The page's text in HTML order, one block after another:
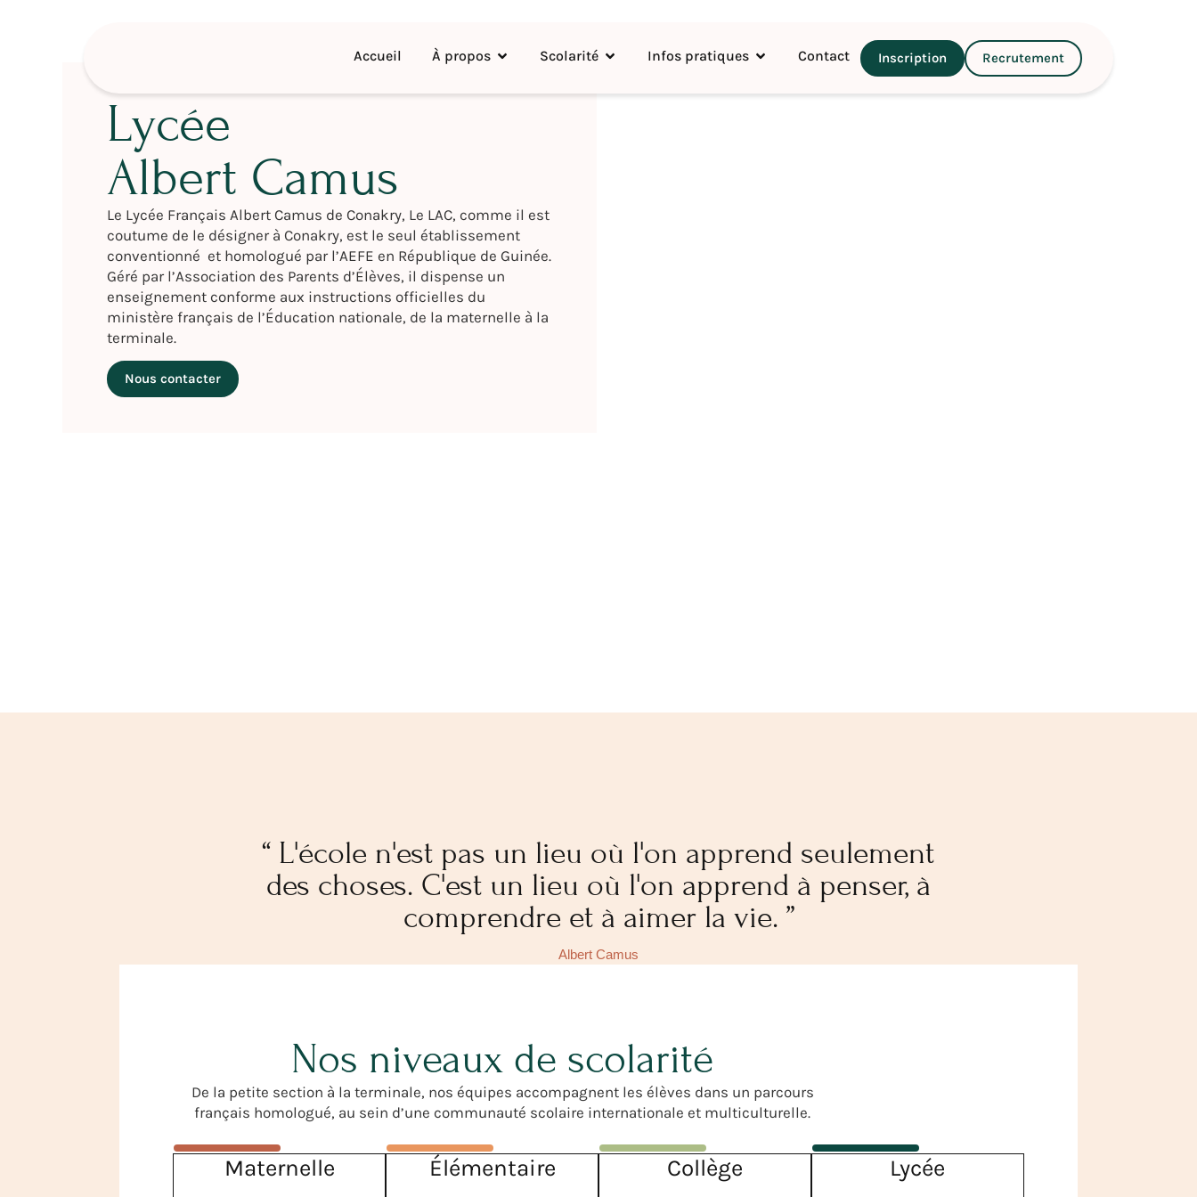
Accueil À propos Scolarité Infos pratiques Contact Inscription Recrutement
Lycée
Albert Camus
Le Lycée Français Albert Camus de Conakry, Le LAC, comme il est
coutume de le désigner à Conakry, est le seul établissement
conventionné et homologué par l’AEFE en République de Guinée.
Géré par l’Association des Parents d’Élèves, il dispense un
enseignement conforme aux instructions officielles du
ministère français de l’Éducation nationale, de la maternelle à la
terminale.
Nous contacter
“ L'école n'est pas un lieu où l'on apprend seulement
des choses. C'est un lieu où l'on apprend à penser, à
comprendre et à aimer la vie. ”
Albert Camus
Nos niveaux de scolarité
De la petite section à la terminale, nos équipes accompagnent les élèves dans un parcours
français homologué, au sein d’une communauté scolaire internationale et multiculturelle.
Maternelle Élémentaire Collège Lycée